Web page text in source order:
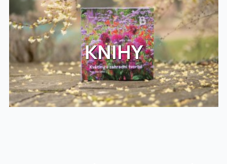
KNIHY